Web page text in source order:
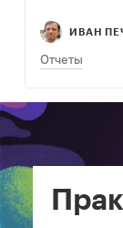
Косков,
ИВАН
Отчеты